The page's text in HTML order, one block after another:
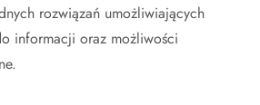
rozwiązań umożliwiających
informacji oraz możliwości